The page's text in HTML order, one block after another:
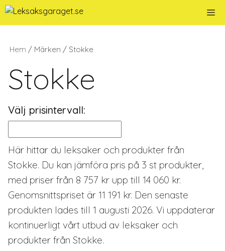
Hoppa
till
Hem / Märken / Stokke
Stokke
Välj prisintervall:
Här hittar du leksaker och produkter från
Stokke. Du kan jämföra pris på 3 st produkter,
med priser från 8 757 kr upp till 14 060 kr.
Genomsnittspriset är 11 191 kr. Den senaste
produkten lades till 1 augusti 2026. Vi uppdaterar
kontinuerligt vårt utbud av leksaker och
produkter från Stokke.